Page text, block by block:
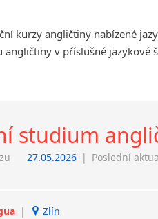
kurzy angličtiny nabízené
v příslušné
studium
27.05.2026 | Poslední
| Zlín